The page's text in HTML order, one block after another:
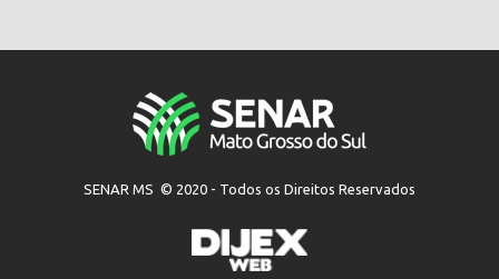
SENAR MS © 2020 - Todos os Direitos Reservados